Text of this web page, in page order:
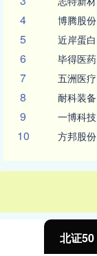
4 博腾股份
5 近岸蛋白
6 毕得医药
7 五洲医疗
8 耐科装备
9 一博科技
10 方邦股份
北证50